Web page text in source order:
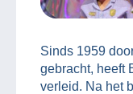
Sinds 1959
gebracht, heeft
verleid. Na het